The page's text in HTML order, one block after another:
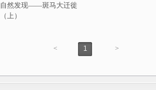
自然发现——斑马大迁徙
（上）
< 1 >